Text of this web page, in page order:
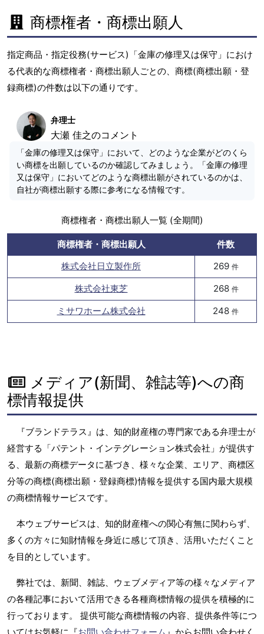
商標権者・商標出願人
指定商品・指定役務(サービス)「金庫の修理又は保守」におけ
る代表的な商標権者・商標出願人ごとの、商標(商標出願・登
録商標)の件数は以下の通りです。
弁理士
大瀬 佳之のコメント
「金庫の修理又は保守」において、どのような企業がどのくら
い商標を出願しているのか確認してみましょう。「金庫の修理
又は保守」においてどのような商標出願がされているのかは、
自社が商標出願する際に参考になる情報です。
商標権者・商標出願人一覧 (全期間)
商標権者・商標出願人
件数
株式会社日立製作所
269 件
株式会社東芝 268 件
ミサワホーム株式会社 248 件
メディア(新聞、雑誌等)への商
標情報提供
『ブランドテラス』は、知的財産権の専門家である弁理士が
経営する「パテント・インテグレーション株式会社」が提供す
る、最新の商標データに基づき、様々な企業、エリア、商標区
分等の商標(商標出願・登録商標)情報を提供する国内最大規模
の商標情報サービスです。
本ウェブサービスは、知的財産権への関心有無に関わらず、
多くの方々に知財情報を身近に感じて頂き、活用いただくこと
を目的としています。
弊社では、新聞、雑誌、ウェブメディア等の様々なメディア
の各種記事において活用できる各種商標情報の提供を積極的に
行っております。 提供可能な商標情報の内容、提供条件等につ